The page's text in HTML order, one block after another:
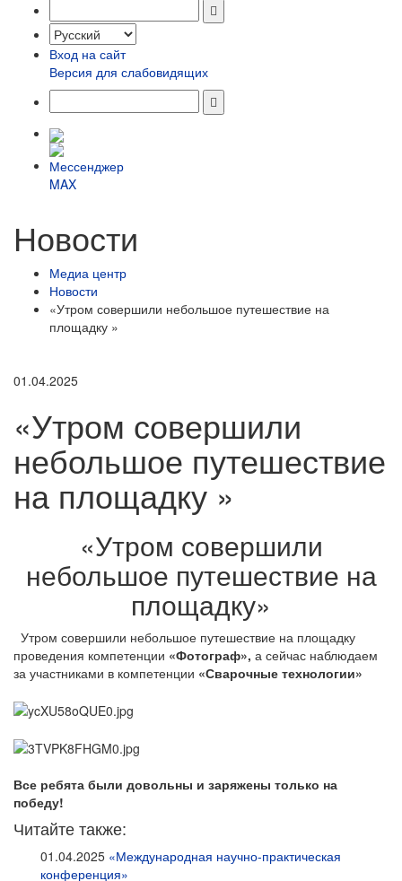
Вход на сайт
Версия для слабовидящих
Новости
Медиа центр
Новости
«Утром совершили небольшое путешествие на
площадку »
01.04.2025
«Утром совершили
небольшое путешествие
на площадку »
«Утром совершили
небольшое путешествие на
площадку»
Утром совершили небольшое путешествие на площадку
проведения компетенции «Фотограф», а сейчас наблюдаем
за участниками в компетенции «Сварочные технологии»
Все ребята были довольны и заряжены только на
победу!
Читайте также:
01.04.2025 «Международная научно-практическая
конференция»